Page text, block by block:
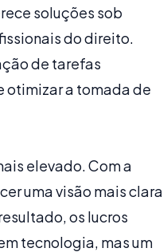
soluções sob
do direito.
de tarefas
otimizar a tomada de
elevado. Com a
uma visão mais clara
os lucros
tecnologia, mas um